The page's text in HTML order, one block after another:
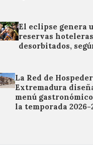
El eclipse genera
reservas
desorbitados,
La Red de
Extremadura
menú
la temporada 2026-